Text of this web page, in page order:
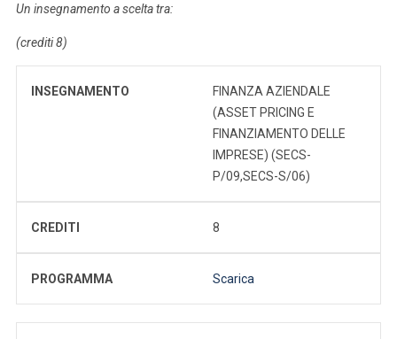
Un insegnamento a scelta tra:
(crediti 8)
INSEGNAMENTO
FINANZA AZIENDALE
(ASSET PRICING E
FINANZIAMENTO DELLE
IMPRESE) (SECS-
P/09,SECS-S/06)
CREDITI 8
PROGRAMMA Scarica